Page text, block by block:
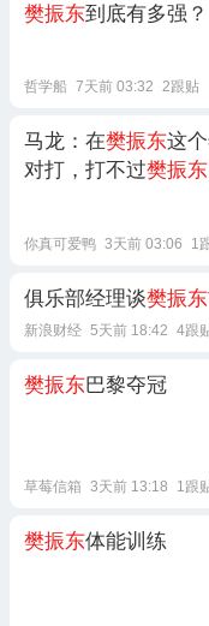
樊振东到底有多强？
哲学船 7天前 03:32 2跟贴
马龙：在樊振东这
对打，打不过樊振东
你真可爱鸭 3天前 03:06 1
俱乐部经理谈樊振东
新浪财经 5天前 18:42 4跟
樊振东巴黎夺冠
草莓信箱 3天前 13:18 1跟
樊振东体能训练